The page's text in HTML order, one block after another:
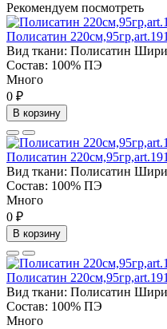
Рекомендуем посмотреть
Полисатин
Вид ткани: Полисатин
Состав: 100% ПЭ
Много
0 ₽
В корзину
Полисатин
Вид ткани: Полисатин
Состав: 100% ПЭ
Много
0 ₽
В корзину
Полисатин
Вид ткани: Полисатин
Состав: 100% ПЭ
Много